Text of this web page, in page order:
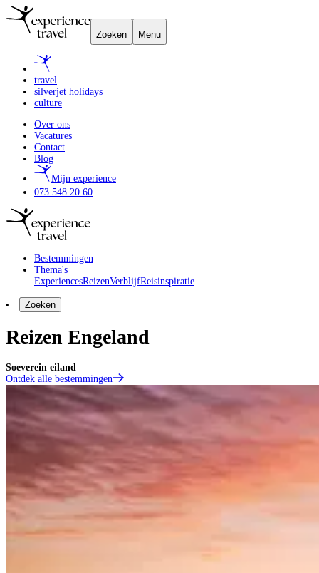
Zoeken Menu
travel
silverjet holidays
culture
Over ons
Vacatures
Contact
Blog
Mijn experience
073 548 20 60
Bestemmingen
Thema's
ExperiencesReizenVerblijfReisinspiratie
Zoeken
Reizen Engeland
Soeverein eiland
Ontdek alle bestemmingen